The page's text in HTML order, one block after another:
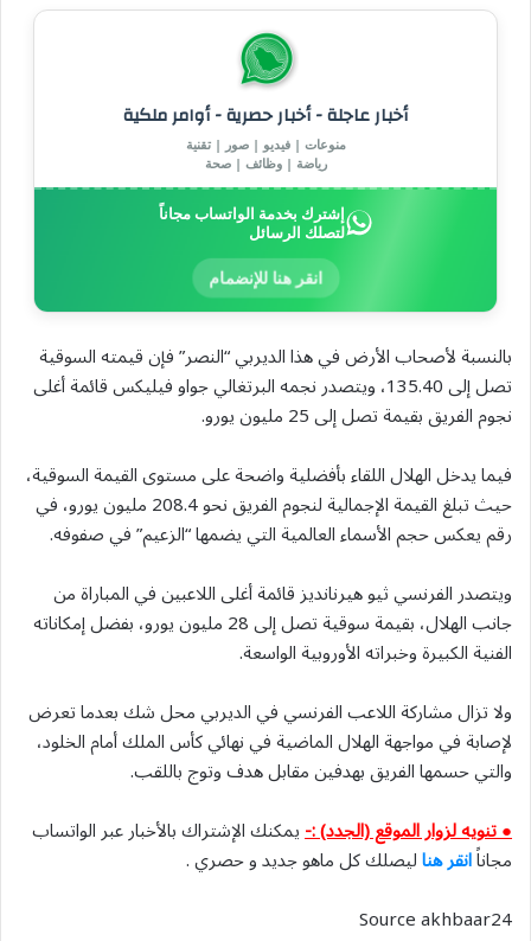
أخبار عاجلة - أخبار حصرية - أوامر ملكية
منوعات | فيديو | صور | تقنية
رياضة | وظائف | صحة
إشترك بخدمة الواتساب مجاناً
لتصلك الرسائل
انقر هنا للإنضمام
بالنسبة لأصحاب الأرض في هذا الديربي “النصر” فإن قيمته السوقية
تصل إلى 135.40، ويتصدر نجمه البرتغالي جواو فيليكس قائمة أغلى
نجوم الفريق بقيمة تصل إلى 25 مليون يورو.
فيما يدخل الهلال اللقاء بأفضلية واضحة على مستوى القيمة السوقية،
حيث تبلغ القيمة الإجمالية لنجوم الفريق نحو 208.4 مليون يورو، في
رقم يعكس حجم الأسماء العالمية التي يضمها “الزعيم” في صفوفه.
ويتصدر الفرنسي ثيو هيرنانديز قائمة أغلى اللاعبين في المباراة من
جانب الهلال، بقيمة سوقية تصل إلى 28 مليون يورو، بفضل إمكاناته
الفنية الكبيرة وخبراته الأوروبية الواسعة.
ولا تزال مشاركة اللاعب الفرنسي في الديربي محل شك بعدما تعرض
لإصابة في مواجهة الهلال الماضية في نهائي كأس الملك أمام الخلود،
والتي حسمها الفريق بهدفين مقابل هدف وتوج باللقب.
● تنويه لزوار الموقع (الجدد) :-يمكنك الإشتراك بالأخبار عبر الواتساب
مجاناًانقر هناليصلك كل ماهو جديد و حصري .
Source akhbaar24